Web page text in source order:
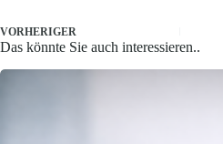
VORHERIGER
Das könnte Sie auch interessieren..